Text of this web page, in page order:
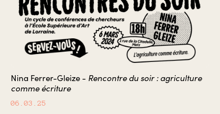
Nina Ferrer-Gleize - Rencontre du soir : agriculture
comme écriture
06.03.25